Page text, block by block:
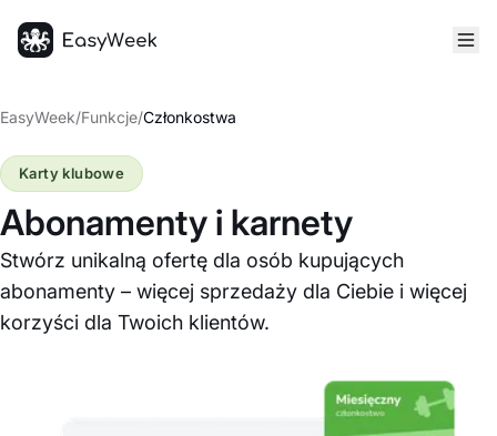
EasyWeek/Funkcje/Członkostwa
Abonamenty i karnety
Stwórz unikalną ofertę dla osób kupujących
abonamenty – więcej sprzedaży dla Ciebie i więcej
korzyści dla Twoich klientów.
Karty klubowe